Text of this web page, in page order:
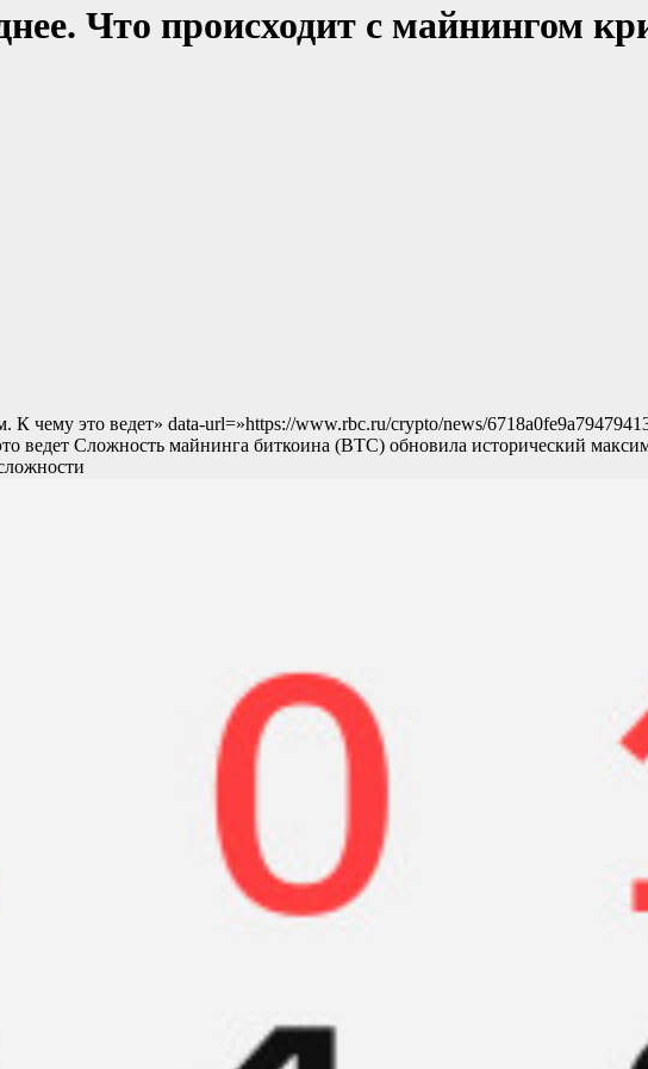
Что происходит с майнингом
чему это ведет» data-url=»https://www.rbc.ru/crypto/news/
ведет Сложность майнинга биткоина (BTC) обновила исторический